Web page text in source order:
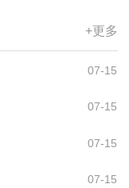
+更多
07-15
07-15
07-15
07-15